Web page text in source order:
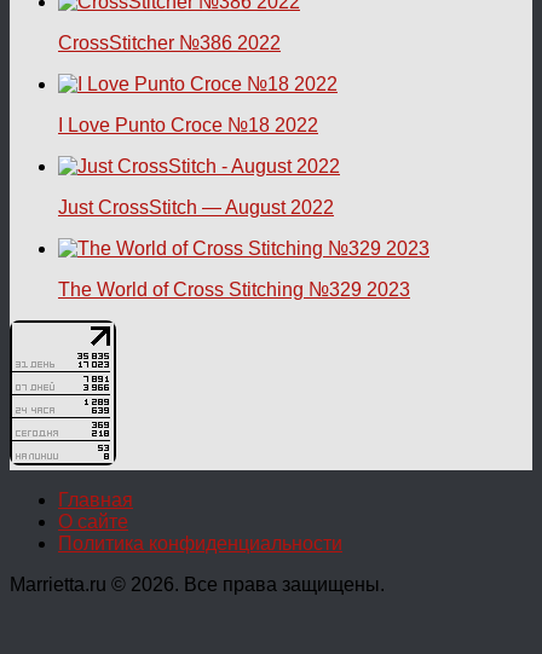
CrossStitcher №386 2022
I Love Punto Croce №18 2022
Just CrossStitch — August 2022
The World of Cross Stitching №329 2023
Главная
О сайте
Политика конфиденциальности
Marrietta.ru © 2026. Все права защищены.